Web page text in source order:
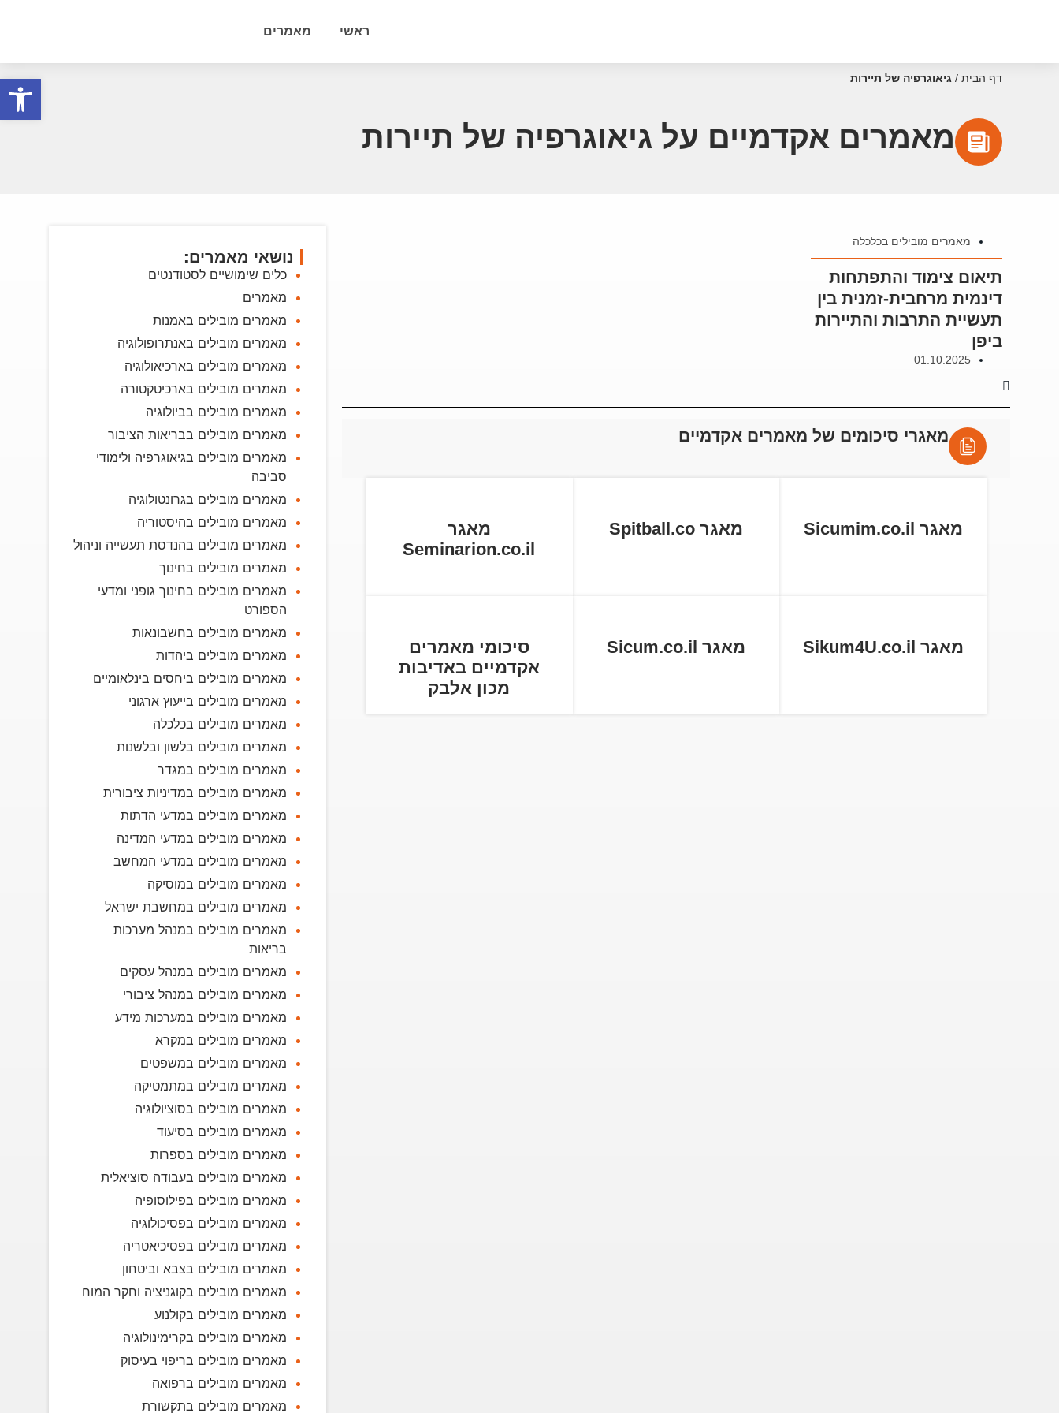
ראשי מאמרים
דף הבית / גיאוגרפיה של תיירות
מאמרים אקדמיים על גיאוגרפיה של תיירות
מאמרים מובילים בכלכלה
תיאום צימוד והתפתחות
דינמית מרחבית-זמנית בין
תעשיית התרבות והתיירות
ביפן
01.10.2025
מאגרי סיכומים של מאמרים אקדמיים
מאגר Sicumim.co.il מאגר Spitball.co
מאגר
Seminarion.co.il
מאגר Sikum4U.co.il מאגר Sicum.co.il
סיכומי מאמרים
אקדמיים באדיבות
מכון אלבק
נושאי מאמרים:
כלים שימושיים לסטודנטים
מאמרים
מאמרים מובילים באמנות
מאמרים מובילים באנתרופולוגיה
מאמרים מובילים בארכיאולוגיה
מאמרים מובילים בארכיטקטורה
מאמרים מובילים בביולוגיה
מאמרים מובילים בבריאות הציבור
מאמרים מובילים בגיאוגרפיה ולימודי
סביבה
מאמרים מובילים בגרונטולוגיה
מאמרים מובילים בהיסטוריה
מאמרים מובילים בהנדסת תעשייה וניהול
מאמרים מובילים בחינוך
מאמרים מובילים בחינוך גופני ומדעי
הספורט
מאמרים מובילים בחשבונאות
מאמרים מובילים ביהדות
מאמרים מובילים ביחסים בינלאומיים
מאמרים מובילים בייעוץ ארגוני
מאמרים מובילים בכלכלה
מאמרים מובילים בלשון ובלשנות
מאמרים מובילים במגדר
מאמרים מובילים במדיניות ציבורית
מאמרים מובילים במדעי הדתות
מאמרים מובילים במדעי המדינה
מאמרים מובילים במדעי המחשב
מאמרים מובילים במוסיקה
מאמרים מובילים במחשבת ישראל
מאמרים מובילים במנהל מערכות
בריאות
מאמרים מובילים במנהל עסקים
מאמרים מובילים במנהל ציבורי
מאמרים מובילים במערכות מידע
מאמרים מובילים במקרא
מאמרים מובילים במשפטים
מאמרים מובילים במתמטיקה
מאמרים מובילים בסוציולוגיה
מאמרים מובילים בסיעוד
מאמרים מובילים בספרות
מאמרים מובילים בעבודה סוציאלית
מאמרים מובילים בפילוסופיה
מאמרים מובילים בפסיכולוגיה
מאמרים מובילים בפסיכיאטריה
מאמרים מובילים בצבא וביטחון
מאמרים מובילים בקוגניציה וחקר המוח
מאמרים מובילים בקולנוע
מאמרים מובילים בקרימינולוגיה
מאמרים מובילים בריפוי בעיסוק
מאמרים מובילים ברפואה
מאמרים מובילים בתקשורת
פתח